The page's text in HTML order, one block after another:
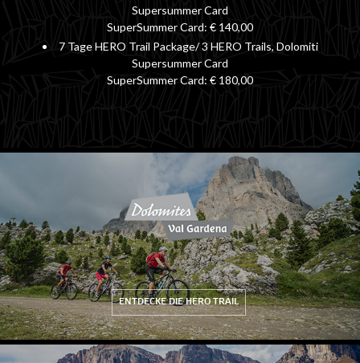
Supersummer Card
SuperSummer Card: € 140,00
7 Tage HERO Trail Package/ 3 HERO Trails, Dolomiti
Supersummer Card
SuperSummer Card: € 180,00
ENTDECKE DIE HERO TRAIL